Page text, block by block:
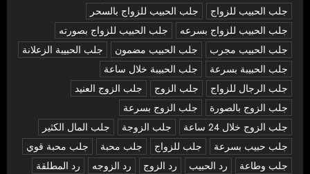
جلب الحبيب للزواج
جلب الحبيب للزواج بالسحر
جلب الحبيب للزواج بسرعه
جلب الحبيب للزواج بصورته
جلب الحبيب مجرب
جلب الحبيب مضمون
جلب الحبيبة الزعلانة
جلب الحبيبة بسرعة
جلب الحبيبة خلال ساعة
جلب الرجال للزواج
جلب الزوج
جلب الزوج العنيد
جلب الزوج بالصورة
جلب الزوج بسرعة
جلب الزوج خلال 24 ساعة
جلب الزوجة
جلب المال الكثير
جلب حبيب بسرعة
جلب للزواج جلب محبة
جلب محبة قوي
جلب وطاعة
رد الحبيب رد الزوج رد الزوجه
رد المطلقة